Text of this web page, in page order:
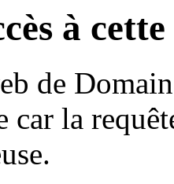
à
de
car la